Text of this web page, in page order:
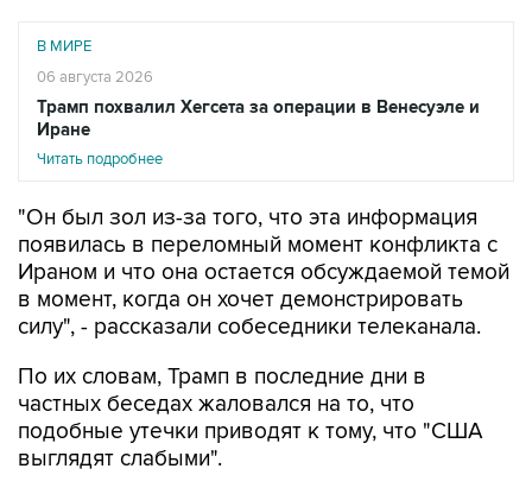
В МИРЕ
06 августа 2026
Трамп похвалил Хегсета за операции в Венесуэле и
Иране
Читать подробнее
"Он был зол из-за того, что эта информация
появилась в переломный момент конфликта с
Ираном и что она остается обсуждаемой темой
в момент, когда он хочет демонстрировать
силу", - рассказали собеседники телеканала.
По их словам, Трамп в последние дни в
частных беседах жаловался на то, что
подобные утечки приводят к тому, что "США
выглядят слабыми".